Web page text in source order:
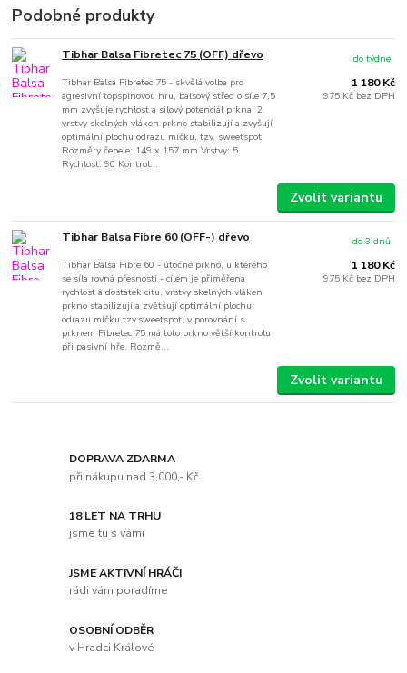
Podobné produkty
Tibhar Balsa Fibretec 75 (OFF) dřevo
Tibhar Balsa Fibretec 75 - skvělá volba pro
agresivní topspinovou hru, balsový střed o síle 7,5
mm zvyšuje rychlost a silový potenciál prkna, 2
vrstvy skelných vláken prkno stabilizují a zvyšují
optimální plochu odrazu míčku, tzv. sweetspot
Rozměry čepele: 149 x 157 mm Vrstvy: 5
Rychlost: 90 Kontrol...
1 180 Kč
975 Kč bez DPH
do týdne
Zvolit variantu
Tibhar Balsa Fibre 60 (OFF-) dřevo
Tibhar Balsa Fibre 60 - útočné prkno, u kterého
se síla rovná přesnosti - cílem je přiměřená
rychlost a dostatek citu, vrstvy skelných vláken
prkno stabilizují a zvětšují optimální plochu
odrazu míčku,tzv.sweetspot, v porovnání s
prknem Fibretec 75 má toto prkno větší kontrolu
při pasivní hře. Rozmě...
1 180 Kč
975 Kč bez DPH
do 3 dnů
Zvolit variantu
DOPRAVA ZDARMA
při nákupu nad 3.000,- Kč
18 LET NA TRHU
jsme tu s vámi
JSME AKTIVNÍ HRÁČI
rádi vám poradíme
OSOBNÍ ODBĚR
v Hradci Králové